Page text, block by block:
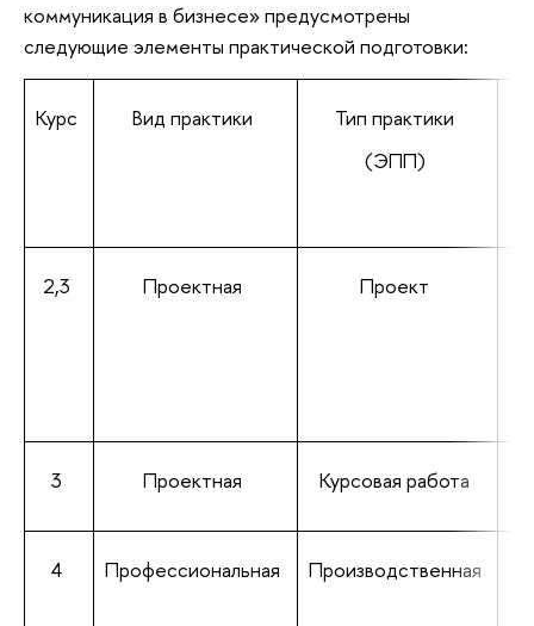
коммуникация в бизнесе» предусмотрены
следующие элементы практической подготовки:
Курс Вид практики
Тип практики
(ЭПП)
2,3 Проектная Проект
3 Проектная Курсовая работа
4 Профессиональная Производственная